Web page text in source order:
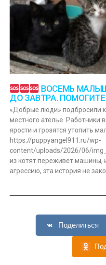
ВОСЕМЬ
ДО ЗАВТРА.
«Добрые люди» подбросили
местного ателье.
ярости и грозятся утопить
https://puppyangel911.ru/wp-
content/uploads/2026/06/
из котят переживёт машины,
агрессию, эта история не
Поделиться